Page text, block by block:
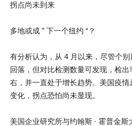
拐点尚未到来
多地或成 ” 下一个纽约 “？
有分析认为，从 4 月以来，尽管个
回落，但对比检测数量可发现，检出
右，并一直处于增长趋势。美国疫
变化，拐点恐怕尚未显现。
美国企业研究所与约翰斯 · 霍普金